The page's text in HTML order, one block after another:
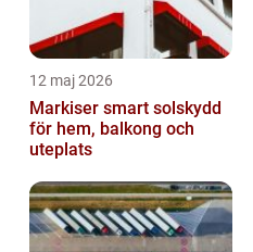
12 maj 2026
Markiser smart solskydd
för hem, balkong och
uteplats